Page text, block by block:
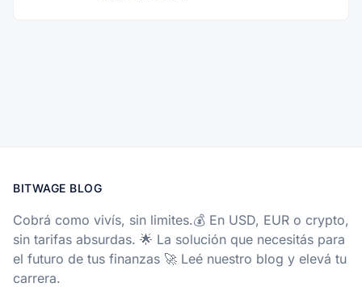
BITWAGE BLOG
Cobrá como vivís, sin limites.💰 En USD, EUR o crypto,
sin tarifas absurdas. 🌟 La solución que necesitás para
el futuro de tus finanzas 🚀 Leé nuestro blog y elevá tu
carrera.